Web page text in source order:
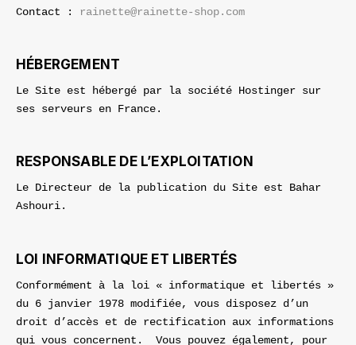
Contact : rainette@rainette-shop.com
HÉBERGEMENT
Le Site est hébergé par la société Hostinger sur
ses serveurs en France.
RESPONSABLE DE L’EXPLOITATION
Le Directeur de la publication du Site est Bahar
Ashouri.
LOI INFORMATIQUE ET LIBERTÉS
Conformément à la loi « informatique et libertés »
du 6 janvier 1978 modifiée, vous disposez d’un
droit d’accès et de rectification aux informations
qui vous concernent. Vous pouvez également, pour